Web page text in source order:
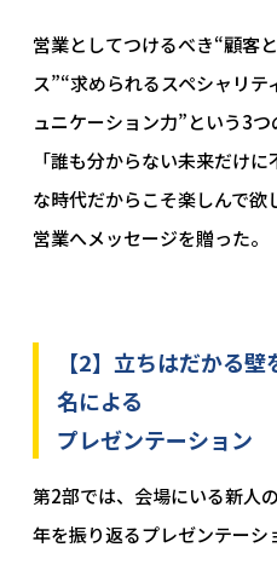
営業としてつけるべき“顧客
ス”“求められるスペシャリ
ュニケーション力”という3つ
「誰も分からない未来だけ
な時代だからこそ楽しんで欲
営業へメッセージを贈った。
【2】立ちはだかる
名による
プレゼンテーション
第2部では、会場にいる新人
年を振り返るプレゼンテーシ